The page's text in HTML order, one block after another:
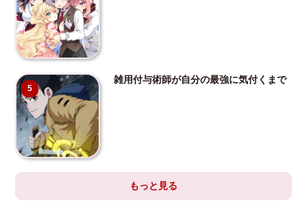
5
雑用付与術師が自分の最強に気付くまで
もっと見る